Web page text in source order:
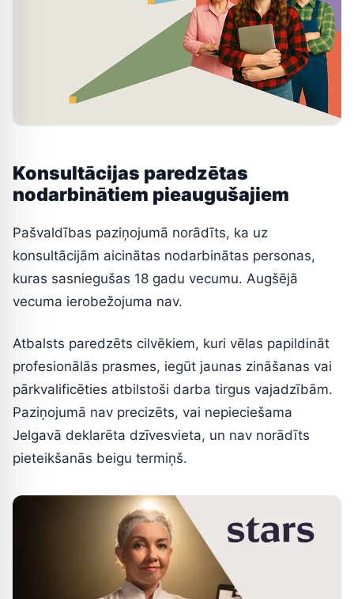
Konsultācijas paredzētas
nodarbinātiem pieaugušajiem
Pašvaldības paziņojumā norādīts, ka uz
konsultācijām aicinātas nodarbinātas personas,
kuras sasniegušas 18 gadu vecumu. Augšējā
vecuma ierobežojuma nav.
Atbalsts paredzēts cilvēkiem, kuri vēlas papildināt
profesionālās prasmes, iegūt jaunas zināšanas vai
pārkvalificēties atbilstoši darba tirgus vajadzībām.
Paziņojumā nav precizēts, vai nepieciešama
Jelgavā deklarēta dzīvesvieta, un nav norādīts
pieteikšanās beigu termiņš.